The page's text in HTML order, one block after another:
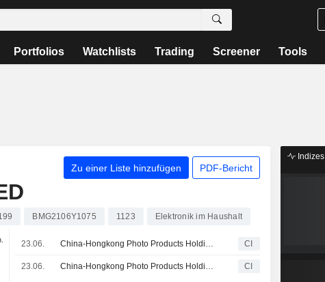
Portfolios Watchlists Trading Screener Tools
Zu einer Liste hinzufügen PDF-Bericht
BMG2106Y1075 1123 Elektronik im Haushalt
23.06. China-Hongkong Photo Products Holdings Limited legt Ergebniszahlen für das Gesamtjahr bis zum 31. März 2026 vor CI
23.06. China-Hongkong Photo Products Holdings Limited kündigt Jahresdividende an, zahlbar am 09. September 2026 CI
Indizes